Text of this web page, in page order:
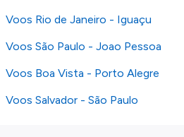
Voos Rio de Janeiro - Iguaçu
Voos São Paulo - Joao Pessoa
Voos Boa Vista - Porto Alegre
Voos Salvador - São Paulo